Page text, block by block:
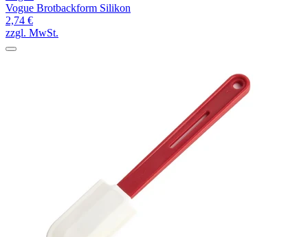
Vogue Brotbackform Silikon
2,74 €
zzgl. MwSt.